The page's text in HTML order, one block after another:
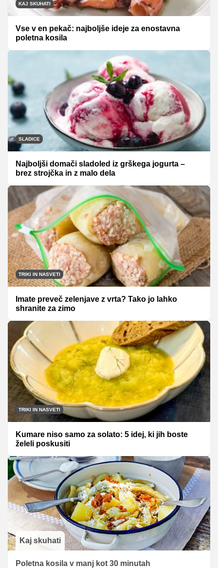
KAJ SKUHATI
Vse v en pekač: najboljše ideje za enostavna
poletna kosila
SLADICE
Najboljši domači sladoled iz grškega jogurta –
brez strojčka in z malo dela
TRIKI IN NASVETI
Imate preveč zelenjave z vrta? Tako jo lahko
shranite za zimo
TRIKI IN NASVETI
Kumare niso samo za solato: 5 idej, ki jih boste
želeli poskusiti
Kaj skuhati
Poletna kosila v manj kot 30 minutah